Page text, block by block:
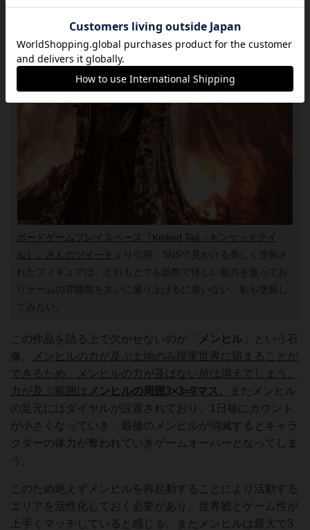
ボードゲームプレイスペース『Kinked Tail（キンケッドテイ
ル）』さんのツイート
より引用。SNSで見かける美しく塗装さ
れたフィギュアは、どれもとても妖艶で怪しい魅力を放ってお
りゲームの雰囲気を大いに盛り上げるに違いない。私も塗装し
てみたい。
この作品を語る上で欠かせないのが「 メンヒル 」という石
像。
メンヒルの力が及ぶ土地のみ現実世界に留まることが
できるため、メンヒルの力が及ばない所は消えてしまう。
力が及ぶ範囲は メンヒルの周囲3×3=9マス
またメンヒル
の足元にはダイヤルが設置されており、1日毎にカウント
が小さくなっていき、最後のメンヒルが消滅するとキャラ
クターの体力が奪われていきゲームオーバーとなってしま
う。
このため絶えずメンヒルを再起動することにより活動する
エリアを活性化しておく必要があり、世界観とゲーム性が
上手くマッチしていると感じる。またメンヒルは最大で3